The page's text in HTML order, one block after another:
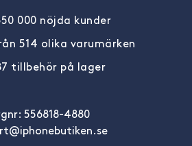
000 nöjda kunder
514 olika varumärken
tillbehör på lager
556818-4880